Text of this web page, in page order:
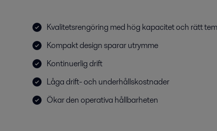
Kvalitetsrengöring med hög kapacitet och rätt
Kompakt design sparar utrymme
Kontinuerlig drift
Låga drift- och underhållskostnader
Ökar den operativa hållbarheten